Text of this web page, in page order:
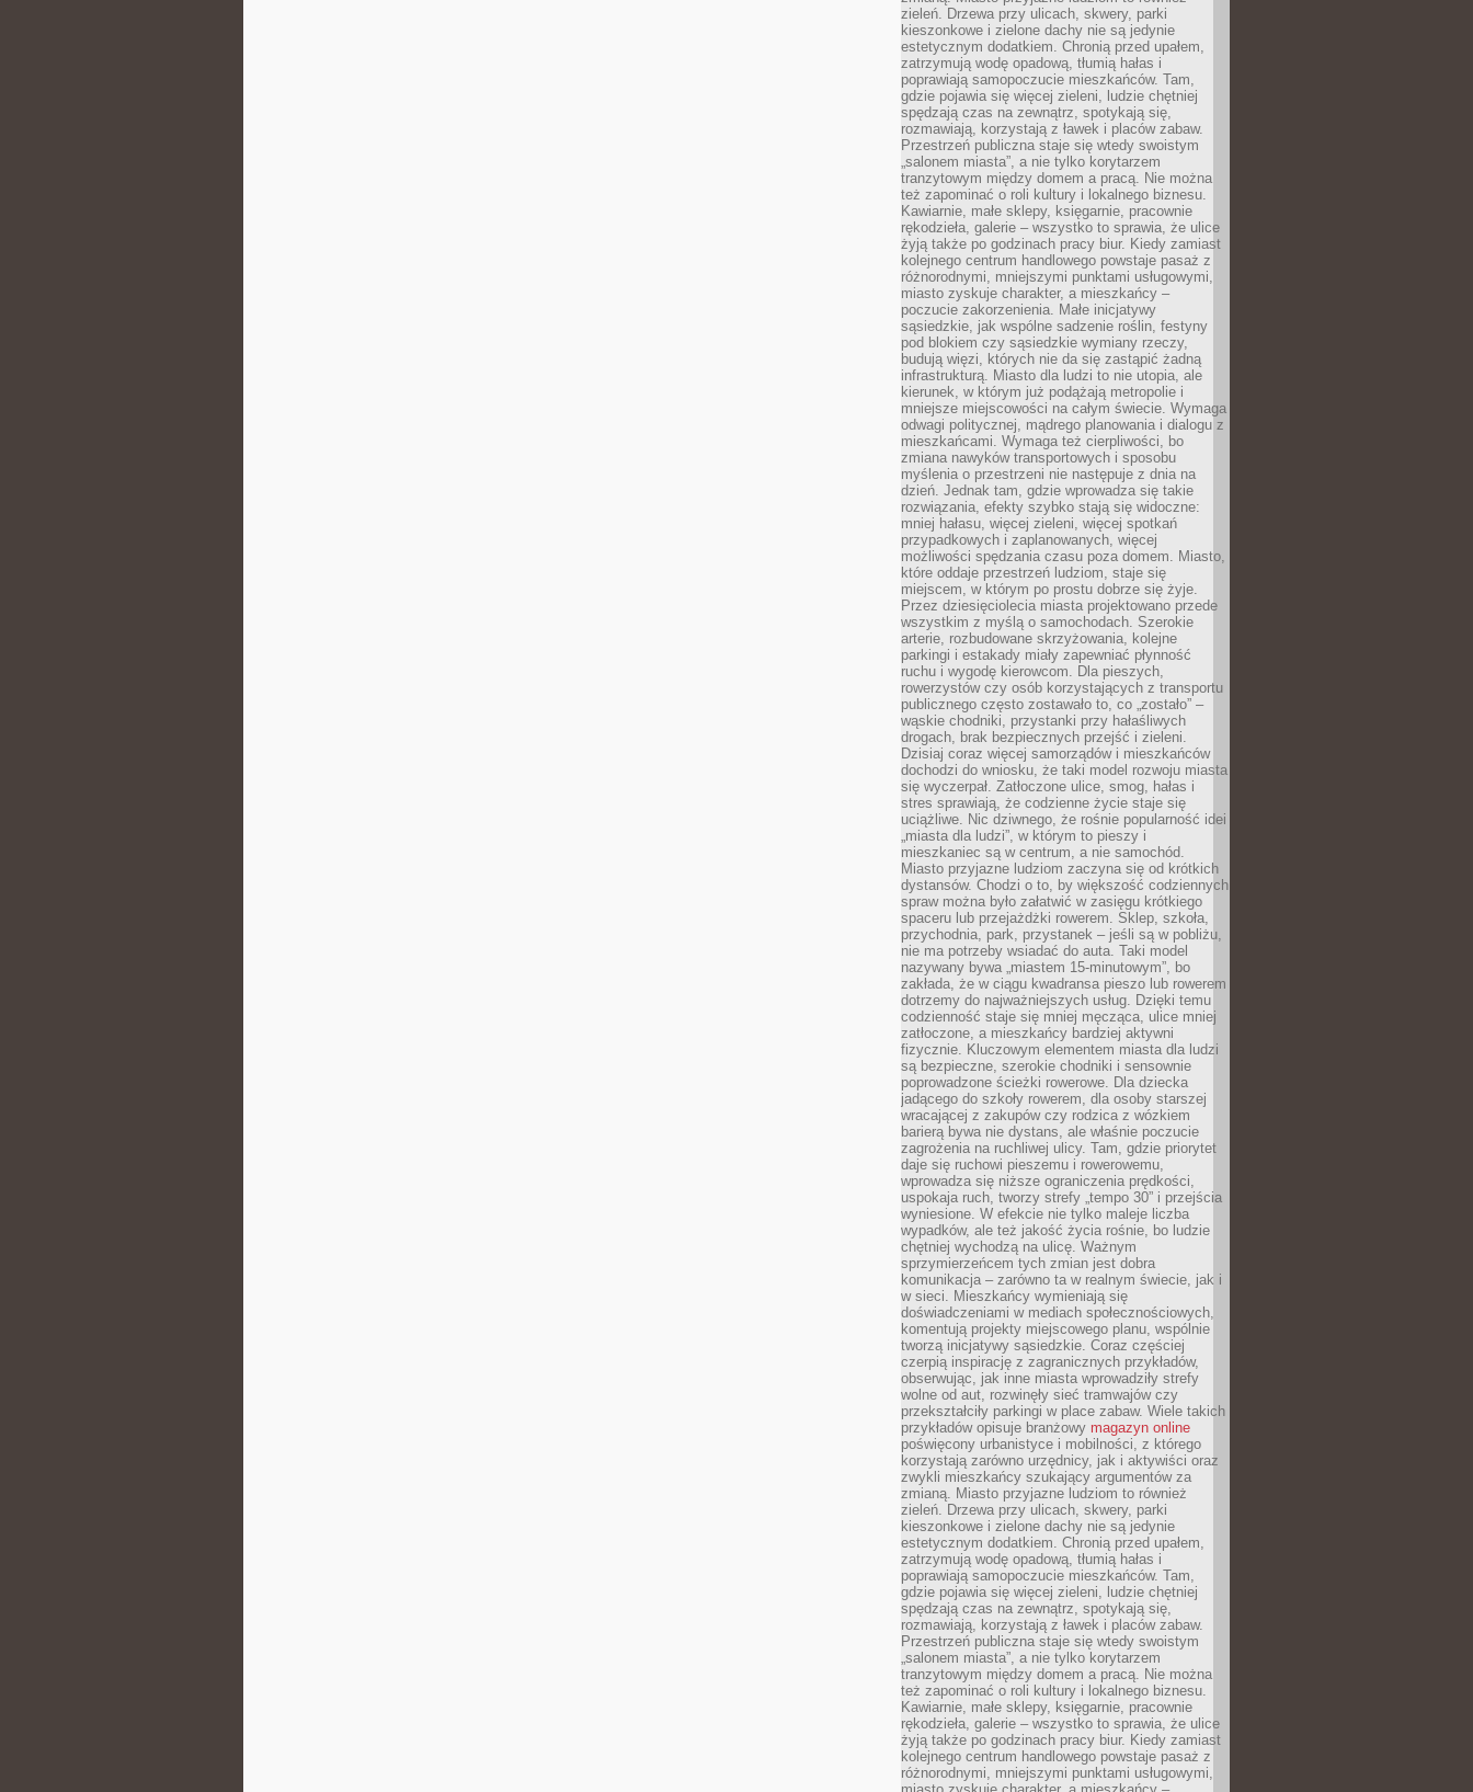
zieleń. Drzewa przy ulicach, skwery, parki
kieszonkowe i zielone dachy nie są jedynie
estetycznym dodatkiem. Chronią przed upałem,
zatrzymują wodę opadową, tłumią hałas i
poprawiają samopoczucie mieszkańców. Tam,
gdzie pojawia się więcej zieleni, ludzie chętniej
spędzają czas na zewnątrz, spotykają się,
rozmawiają, korzystają z ławek i placów zabaw.
Przestrzeń publiczna staje się wtedy swoistym
„salonem miasta”, a nie tylko korytarzem
tranzytowym między domem a pracą. Nie można
też zapominać o roli kultury i lokalnego biznesu.
Kawiarnie, małe sklepy, księgarnie, pracownie
rękodzieła, galerie – wszystko to sprawia, że ulice
żyją także po godzinach pracy biur. Kiedy zamiast
kolejnego centrum handlowego powstaje pasaż z
różnorodnymi, mniejszymi punktami usługowymi,
miasto zyskuje charakter, a mieszkańcy –
poczucie zakorzenienia. Małe inicjatywy
sąsiedzkie, jak wspólne sadzenie roślin, festyny
pod blokiem czy sąsiedzkie wymiany rzeczy,
budują więzi, których nie da się zastąpić żadną
infrastrukturą. Miasto dla ludzi to nie utopia, ale
kierunek, w którym już podążają metropolie i
mniejsze miejscowości na całym świecie. Wymaga
odwagi politycznej, mądrego planowania i dialogu z
mieszkańcami. Wymaga też cierpliwości, bo
zmiana nawyków transportowych i sposobu
myślenia o przestrzeni nie następuje z dnia na
dzień. Jednak tam, gdzie wprowadza się takie
rozwiązania, efekty szybko stają się widoczne:
mniej hałasu, więcej zieleni, więcej spotkań
przypadkowych i zaplanowanych, więcej
możliwości spędzania czasu poza domem. Miasto,
które oddaje przestrzeń ludziom, staje się
miejscem, w którym po prostu dobrze się żyje.
Przez dziesięciolecia miasta projektowano przede
wszystkim z myślą o samochodach. Szerokie
arterie, rozbudowane skrzyżowania, kolejne
parkingi i estakady miały zapewniać płynność
ruchu i wygodę kierowcom. Dla pieszych,
rowerzystów czy osób korzystających z transportu
publicznego często zostawało to, co „zostało” –
wąskie chodniki, przystanki przy hałaśliwych
drogach, brak bezpiecznych przejść i zieleni.
Dzisiaj coraz więcej samorządów i mieszkańców
dochodzi do wniosku, że taki model rozwoju miasta
się wyczerpał. Zatłoczone ulice, smog, hałas i
stres sprawiają, że codzienne życie staje się
uciążliwe. Nic dziwnego, że rośnie popularność idei
„miasta dla ludzi”, w którym to pieszy i
mieszkaniec są w centrum, a nie samochód.
Miasto przyjazne ludziom zaczyna się od krótkich
dystansów. Chodzi o to, by większość codziennych
spraw można było załatwić w zasięgu krótkiego
spaceru lub przejażdżki rowerem. Sklep, szkoła,
przychodnia, park, przystanek – jeśli są w pobliżu,
nie ma potrzeby wsiadać do auta. Taki model
nazywany bywa „miastem 15-minutowym”, bo
zakłada, że w ciągu kwadransa pieszo lub rowerem
dotrzemy do najważniejszych usług. Dzięki temu
codzienność staje się mniej męcząca, ulice mniej
zatłoczone, a mieszkańcy bardziej aktywni
fizycznie. Kluczowym elementem miasta dla ludzi
są bezpieczne, szerokie chodniki i sensownie
poprowadzone ścieżki rowerowe. Dla dziecka
jadącego do szkoły rowerem, dla osoby starszej
wracającej z zakupów czy rodzica z wózkiem
barierą bywa nie dystans, ale właśnie poczucie
zagrożenia na ruchliwej ulicy. Tam, gdzie priorytet
daje się ruchowi pieszemu i rowerowemu,
wprowadza się niższe ograniczenia prędkości,
uspokaja ruch, tworzy strefy „tempo 30” i przejścia
wyniesione. W efekcie nie tylko maleje liczba
wypadków, ale też jakość życia rośnie, bo ludzie
chętniej wychodzą na ulicę. Ważnym
sprzymierzeńcem tych zmian jest dobra
komunikacja – zarówno ta w realnym świecie, jak i
w sieci. Mieszkańcy wymieniają się
doświadczeniami w mediach społecznościowych,
komentują projekty miejscowego planu, wspólnie
tworzą inicjatywy sąsiedzkie. Coraz częściej
czerpią inspirację z zagranicznych przykładów,
obserwując, jak inne miasta wprowadziły strefy
wolne od aut, rozwinęły sieć tramwajów czy
przekształciły parkingi w place zabaw. Wiele takich
przykładów opisuje branżowy magazyn online
poświęcony urbanistyce i mobilności, z którego
korzystają zarówno urzędnicy, jak i aktywiści oraz
zwykli mieszkańcy szukający argumentów za
zmianą. Miasto przyjazne ludziom to również
zieleń. Drzewa przy ulicach, skwery, parki
kieszonkowe i zielone dachy nie są jedynie
estetycznym dodatkiem. Chronią przed upałem,
zatrzymują wodę opadową, tłumią hałas i
poprawiają samopoczucie mieszkańców. Tam,
gdzie pojawia się więcej zieleni, ludzie chętniej
spędzają czas na zewnątrz, spotykają się,
rozmawiają, korzystają z ławek i placów zabaw.
Przestrzeń publiczna staje się wtedy swoistym
„salonem miasta”, a nie tylko korytarzem
tranzytowym między domem a pracą. Nie można
też zapominać o roli kultury i lokalnego biznesu.
Kawiarnie, małe sklepy, księgarnie, pracownie
rękodzieła, galerie – wszystko to sprawia, że ulice
żyją także po godzinach pracy biur. Kiedy zamiast
kolejnego centrum handlowego powstaje pasaż z
różnorodnymi, mniejszymi punktami usługowymi,